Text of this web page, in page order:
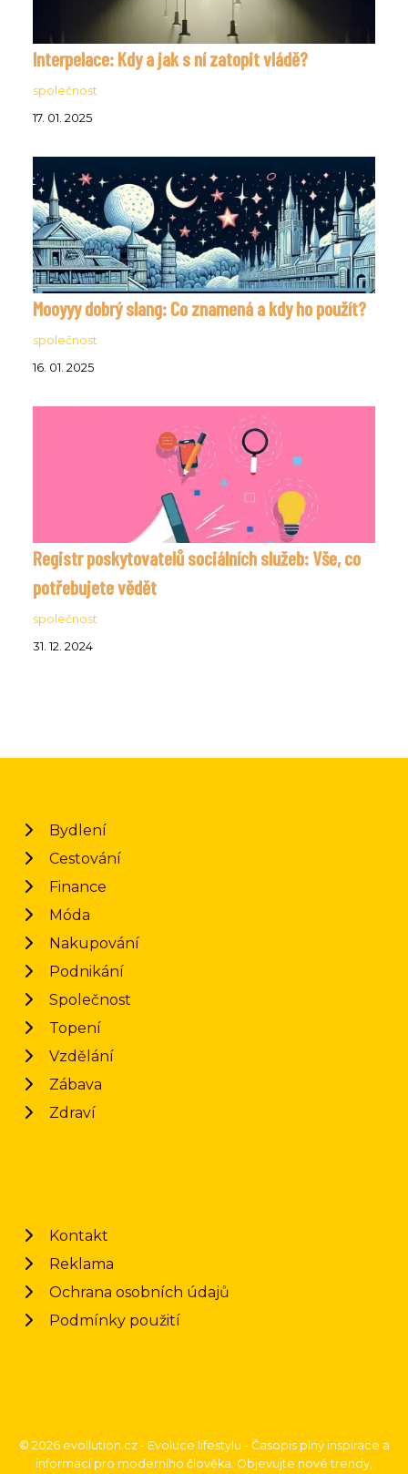
Interpelace: Kdy a jak s ní zatopit vládě?
společnost
17. 01. 2025
Mooyyy dobrý slang: Co znamená a kdy ho použít?
společnost
16. 01. 2025
Registr poskytovatelů sociálních služeb: Vše, co
potřebujete vědět
společnost
31. 12. 2024
Bydlení
Cestování
Finance
Móda
Nakupování
Podnikání
Společnost
Topení
Vzdělání
Zábava
Zdraví
Kontakt
Reklama
Ochrana osobních údajů
Podmínky použití
© 2026 evollution.cz - Evoluce lifestylu - Časopis plný inspirace a
informací pro moderního člověka. Objevujte nové trendy,